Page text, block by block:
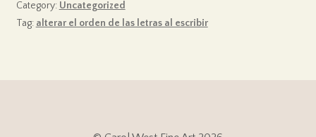
Category: Uncategorized
Tag: alterar el orden de las letras al escribir